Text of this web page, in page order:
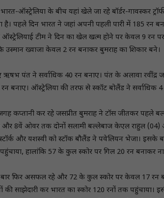
भारत-ऑस्ट्रेलिया के बीच यहां खेले जा रहे बॉर्डर-गावस्कर
पहले दिन भारत ने जहां अपनी पहली पारी में 185 रन
टीम ने दिन का खेल खत्म होने पर केवल 9 रन
उस्मान ख्वाजा केवल 2 रन बनाकर बुमराह का शिकार बने।
ऋषभ पंत ने सर्वाधिक 40 रन बनाए। पंत के अलावा रवींद्र
बनाए। ऑस्ट्रेलिया की तरफ से स्कॉट बोलैंड ने सर्वाधिक 4
कप्तानी कर रहे जसप्रीत बुमराह ने टॉस जीतकर पहले
और 8वें ओवर तक दोनों सलामी बल्लेबाज केएल राहुल
और यशस्वी को स्टॉक बौलैंड ने पवेलियन भेजा। इसके
हालांकि 57 के कुल स्कोर पर गिल 20 रन बनाकर
फिर असफल रहे और 72 के कुल स्कोर पर केवल 17 रन
साझेदारी कर भारत का स्कोर 120 रनों तक पहुंचाया।